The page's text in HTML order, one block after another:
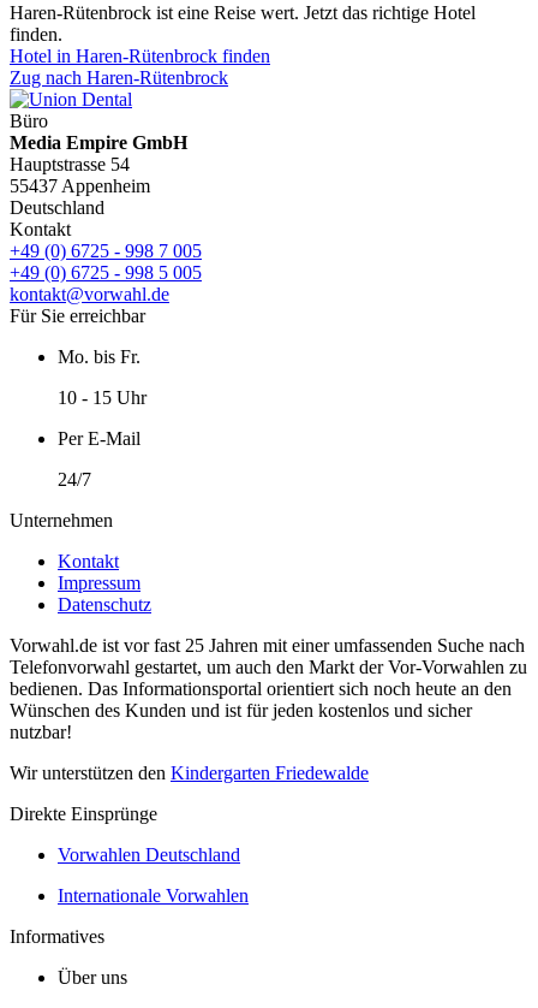
Haren-Rütenbrock ist eine Reise wert. Jetzt das richtige Hotel
finden.
Hotel in Haren-Rütenbrock finden
Zug nach Haren-Rütenbrock
Büro
Media Empire GmbH
Hauptstrasse 54
55437 Appenheim
Deutschland
Kontakt
+49 (0) 6725 - 998 7 005
+49 (0) 6725 - 998 5 005
kontakt@vorwahl.de
Für Sie erreichbar
Mo. bis Fr.
10 - 15 Uhr
Per E-Mail
24/7
Unternehmen
Kontakt
Impressum
Datenschutz
Vorwahl.de ist vor fast 25 Jahren mit einer umfassenden Suche nach
Telefonvorwahl gestartet, um auch den Markt der Vor-Vorwahlen zu
bedienen. Das Informationsportal orientiert sich noch heute an den
Wünschen des Kunden und ist für jeden kostenlos und sicher
nutzbar!
Wir unterstützen den Kindergarten Friedewalde
Direkte Einsprünge
Vorwahlen Deutschland
Internationale Vorwahlen
Informatives
Über uns